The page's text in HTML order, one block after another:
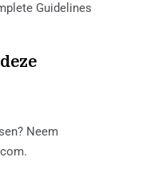
Guidelines
Neem
.